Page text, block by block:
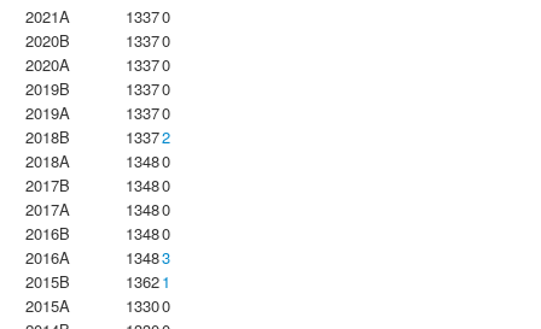
2021A
13370
2020B
13370
2020A
13370
2019B
13370
2019A
13370
2018B
13372
2018A
13480
2017B
13480
2017A
13480
2016B
13480
2016A
13483
2015B
13621
2015A
13300